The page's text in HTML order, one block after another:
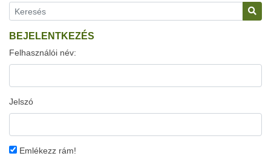
BEJELENTKEZÉS
Felhasználói név:
Jelszó
Emlékezz rám!